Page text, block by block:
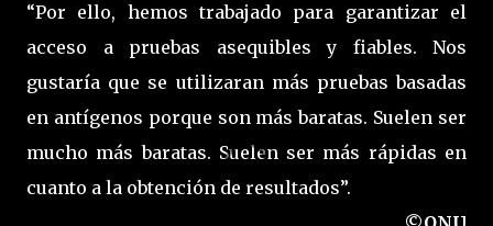
“Por ello, hemos trabajado para garantizar el
acceso a pruebas asequibles y fiables. Nos
gustaría que se utilizaran más pruebas basadas
en antígenos porque son más baratas. Suelen ser
mucho más baratas. Suelen ser más rápidas en
cuanto a la obtención de resultados”.